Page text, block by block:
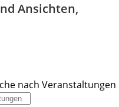
Ansichten,
nach Veranstaltungen